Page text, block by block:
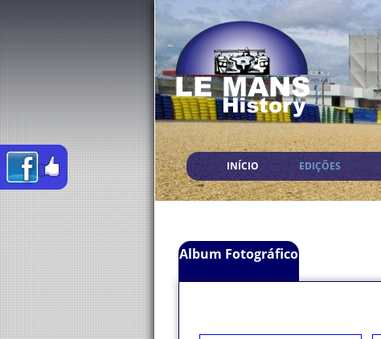
INÍCIO EDIÇÕES
Album Fotográfico